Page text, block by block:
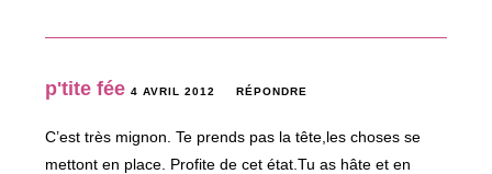
p'tite fée 4 AVRIL 2012 RÉPONDRE
C’est très mignon. Te prends pas la tête,les choses se
mettont en place. Profite de cet état.Tu as hâte et en